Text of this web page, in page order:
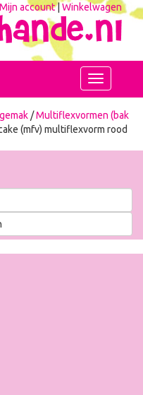
Mijn account|Winkelwagen
Toggle
navigation
/Multiflexvormen (bak
(mfv) multiflexvorm rood